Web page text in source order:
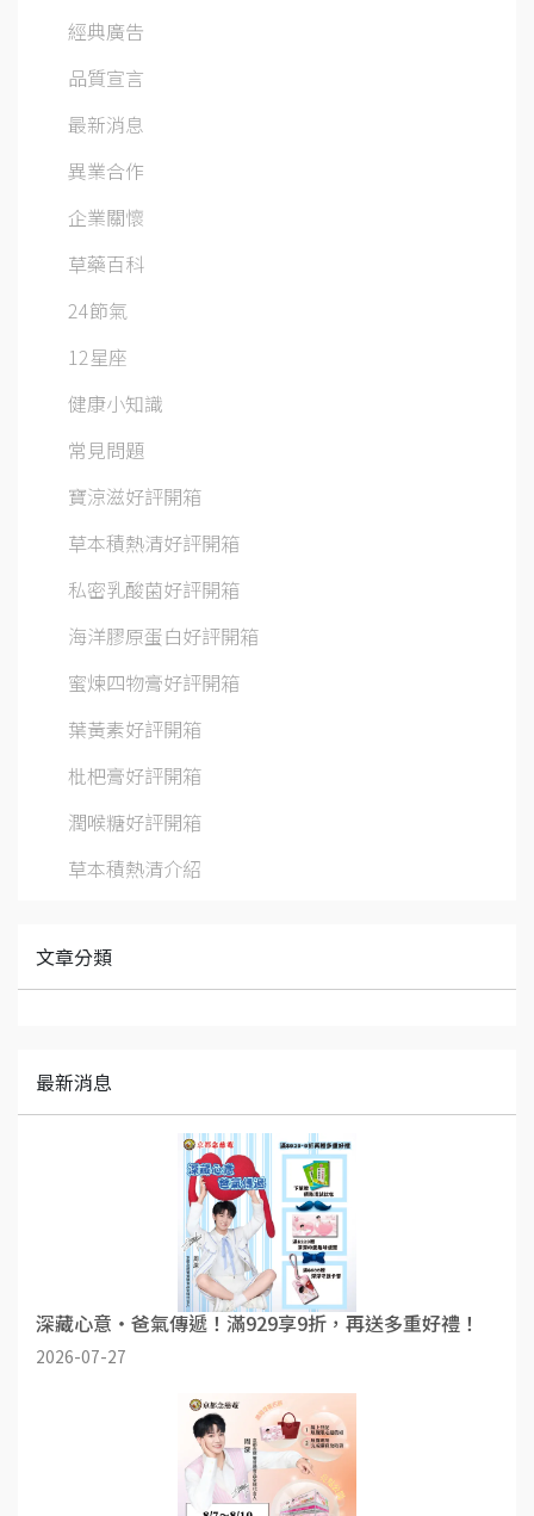
經典廣告
品質宣言
最新消息
異業合作
企業關懷
草藥百科
24節氣
12星座
健康小知識
常見問題
寶涼滋好評開箱
草本積熱清好評開箱
私密乳酸菌好評開箱
海洋膠原蛋白好評開箱
蜜煉四物膏好評開箱
葉黃素好評開箱
枇杷膏好評開箱
潤喉糖好評開箱
草本積熱清介紹
文章分類
最新消息
深藏心意・爸氣傳遞！滿929享9折，再送多重好禮！
2026-07-27